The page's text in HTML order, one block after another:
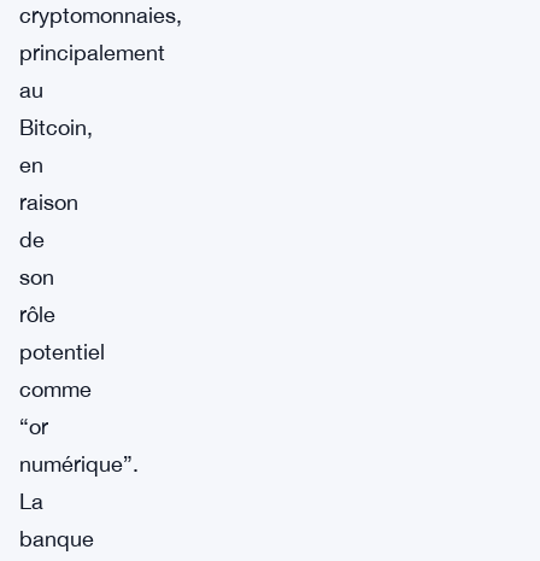
cryptomonnaies,
principalement
au
Bitcoin,
en
raison
de
son
rôle
potentiel
comme
“or
numérique”.
La
banque